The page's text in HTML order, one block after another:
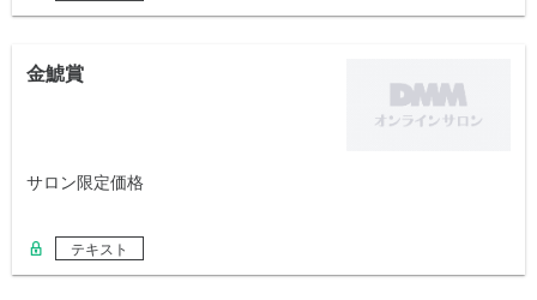
金鯱賞
サロン限定価格
テキスト